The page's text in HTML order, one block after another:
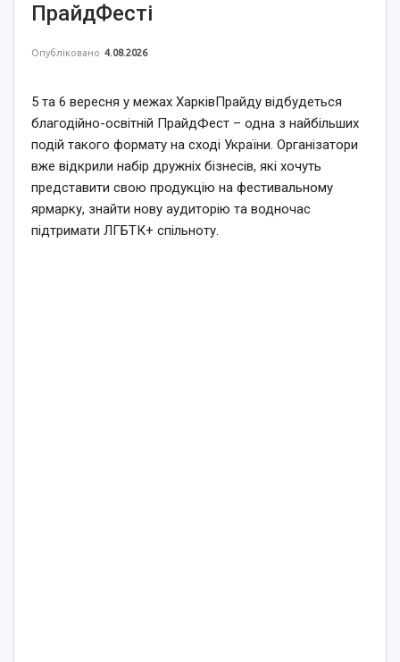
ПрайдФесті
Опубліковано 4.08.2026
5 та 6 вересня у межах ХарківПрайду відбудеться
благодійно-освітній ПрайдФест – одна з найбільших
подій такого формату на сході України. Організатори
вже відкрили набір дружніх бізнесів, які хочуть
представити свою продукцію на фестивальному
ярмарку, знайти нову аудиторію та водночас
підтримати ЛГБТК+ спільноту.